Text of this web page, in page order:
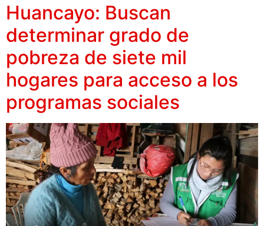
Huancayo: Buscan
determinar grado de
pobreza de siete mil
hogares para acceso a los
programas sociales